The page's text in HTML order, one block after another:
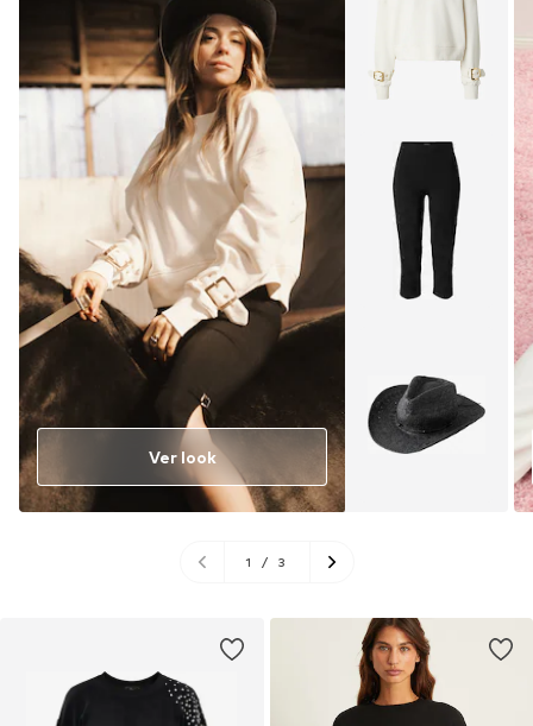
Ver look
1 / 3